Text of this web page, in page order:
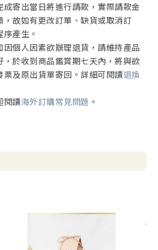
成寄出當日將進行請款，實際請款金
，故如有更改訂單、缺貨或取消訂
產生。
因個人因素欲辦理退貨，請維持產品
，於收到商品鑑賞期七天內，將與欲
票及原出貨單寄回。詳細可閱讀退換
閱讀海外訂購常見問題 。